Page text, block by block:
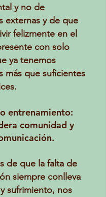
y no de
externas y de que
felizmente en el
con solo
ya tenemos
más que suficientes
entrenamiento:
comunidad y
de que la falta de
siempre conlleva
sufrimiento, nos